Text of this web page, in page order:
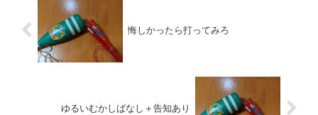
悔しかったら打ってみろ
ゆるいむかしばなし＋告知あり